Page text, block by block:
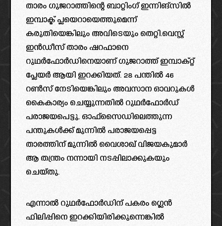
താരം ഗുജറാത്തിന്റെ ബാറ്റിംഗ് ഇന്നിങ്സിൽ
ഇമ്പാക്ട് പ്ലയെറായെത്തുമെന്ന്
കരുതിയെങ്കിലും അവിടെയും തെറ്റി.വെസ്റ്റ്
ഇൻഡീസ് താരം ഷറഫാനെ
റുഥർഫോർഡിനെയാണ് ഗുജറാത്ത് ഇമ്പാക്റ്റ്
പ്ലേയർ ആയി ഇറക്കിയത്. 28 പന്തിൽ 46
റൺസ് നേടിയെങ്കിലും അവസാന ഓവറുകൾ
കൈകാര്യം ചെയ്യുന്നതിൽ റുഥർഫോർഡ്
പരാജയപെട്ടു. ഓഫ്‌സൈഡിലെത്തുന്ന
പന്തുകൾക്ക് മുന്നിൽ പരാജയപ്പെട്ട
താരത്തിന് മുന്നിൽ വൈശാഖ് വിജയകുമാർ
ആ തന്ത്രം നന്നായി നടപ്പിലാക്കുകയും
ചെയ്തു.
എന്നാൽ റുഥർഫോർഡിന് പകരം ഗ്ലെൻ
ഫിലിപ്പിനെ ഇറക്കിയിരിക്കുന്നെങ്കിൽ